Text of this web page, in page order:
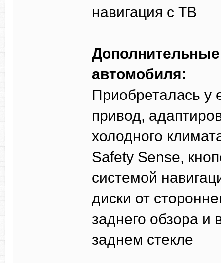
навигация с ТВ
автомобиля:
Приобреталась у
привод,
холодного
Safety Sense,
системой
диски от
заднего обзора и
заднем стекле